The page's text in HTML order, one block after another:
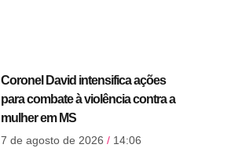
Coronel David intensifica ações
para combate à violência contra a
mulher em MS
7 de agosto de 2026 14:06